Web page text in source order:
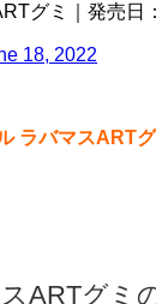
グミ｜発売
18, 2022
ラバマスART
ARTグミ